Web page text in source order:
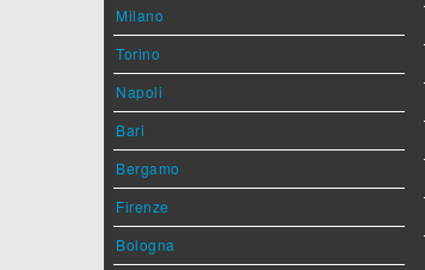
Milano
Torino
Napoli
Bari
Bergamo
Firenze
Bologna